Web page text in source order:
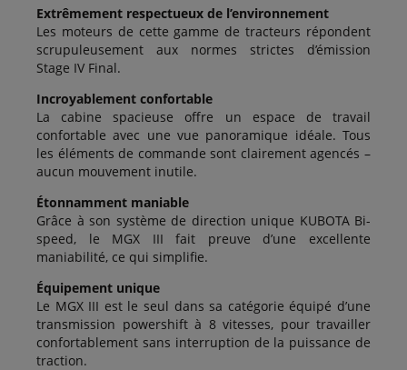
Extrêmement respectueux de l’environnement
Les moteurs de cette gamme de tracteurs répondent
scrupuleusement aux normes strictes d’émission
Stage IV Final.
Incroyablement confortable
La cabine spacieuse offre un espace de travail
confortable avec une vue panoramique idéale. Tous
les éléments de commande sont clairement agencés –
aucun mouvement inutile.
Étonnamment maniable
Grâce à son système de direction unique KUBOTA Bi-
speed, le MGX III fait preuve d’une excellente
maniabilité, ce qui simplifie.
Équipement unique
Le MGX III est le seul dans sa catégorie équipé d’une
transmission powershift à 8 vitesses, pour travailler
confortablement sans interruption de la puissance de
traction.